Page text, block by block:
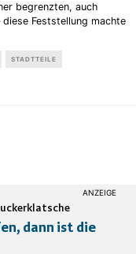
begrenzten, auch
Feststellung machte
STADTTEILE
dann ist die